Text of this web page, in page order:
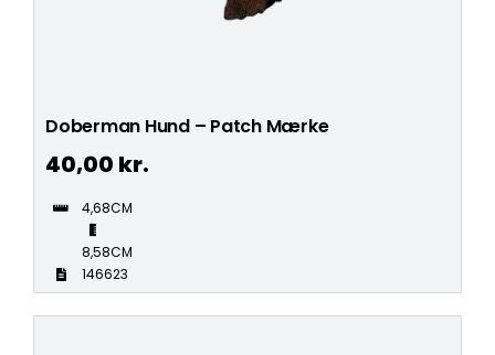
Doberman Hund – Patch Mærke
40,00 kr.
4,68CM
8,58CM
146623